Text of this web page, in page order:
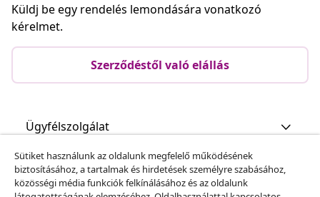
Küldj be egy rendelés lemondására vonatkozó
kérelmet.
Szerződéstől való elállás
Ügyfélszolgálat
Üzlet
Sütiket használunk az oldalunk megfelelő működésének
biztosításához, a tartalmak és hirdetések személyre szabásához,
közösségi média funkciók felkínálásához és az oldalunk